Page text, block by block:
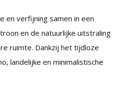
en verfijning samen in een
en de natuurlijke uitstraling
ruimte. Dankzij het tijdloze
landelijke en minimalistische